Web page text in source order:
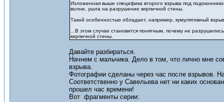
Изложенная выше специфика второго взрыва под
волне, ушла на разрушение кирпичной стены.
Такой особенностью обладает, например, кумулятивный
...В этом случае становится понятным, почему не
кирпичной стены.
Давайте разбираться.
Начнем с мальчика. Дело в том, что лично мне
взрыва.
Фотографии сделаны через час после взрывов.
Соответственно у Савельева нет ни каких
прошел час времени!
Вот фрагменты серии: